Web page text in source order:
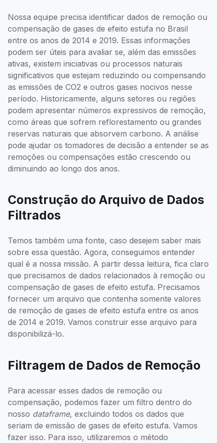
Nossa equipe precisa identificar dados de remoção ou
compensação de gases de efeito estufa no Brasil
entre os anos de 2014 e 2019. Essas informações
podem ser úteis para avaliar se, além das emissões
ativas, existem iniciativas ou processos naturais
significativos que estejam reduzindo ou compensando
as emissões de CO2 e outros gases nocivos nesse
período. Historicamente, alguns setores ou regiões
podem apresentar números expressivos de remoção,
como áreas que sofrem reflorestamento ou grandes
reservas naturais que absorvem carbono. A análise
pode ajudar os tomadores de decisão a entender se as
remoções ou compensações estão crescendo ou
diminuindo ao longo dos anos.
Construção do Arquivo de Dados
Filtrados
Temos também uma fonte, caso desejem saber mais
sobre essa questão. Agora, conseguimos entender
qual é a nossa missão. A partir dessa leitura, fica claro
que precisamos de dados relacionados à remoção ou
compensação de gases de efeito estufa. Precisamos
fornecer um arquivo que contenha somente valores
de remoção de gases de efeito estufa entre os anos
de 2014 e 2019. Vamos construir esse arquivo para
disponibilizá-lo.
Filtragem de Dados de Remoção
Para acessar esses dados de remoção ou
compensação, podemos fazer um filtro dentro do
nosso dataframe, excluindo todos os dados que
seriam de emissão de gases de efeito estufa. Vamos
fazer isso. Para isso, utilizaremos o método